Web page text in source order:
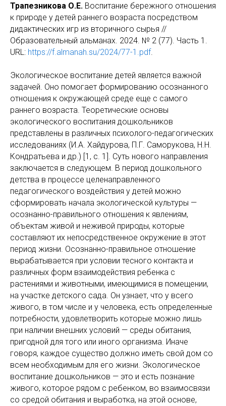
Трапезникова О.Е. Воспитание бережного отношения
к природе у детей раннего возраста посредством
дидактических игр из вторичного сырья //
Образовательный альманах. 2024. № 2 (77). Часть 1.
URL: https://f.almanah.su/2024/77-1.pdf.
Экологическое воспитание детей является важной
задачей. Оно помогает формированию осознанного
отношения к окружающей среде еще с самого
раннего возраста. Теоретические основы
экологического воспитания дошкольников
представлены в различных психолого-педагогических
исследованиях (И.А. Хайдурова, П.Г. Саморукова, Н.Н.
Кондратьева и др.) [1, с. 1]. Суть нового направления
заключается в следующем. В период дошкольного
детства в процессе целенаправленного
педагогического воздействия у детей можно
сформировать начала экологической культуры —
осознанно-правильного отношения к явлениям,
объектам живой и неживой природы, которые
составляют их непосредственное окружение в этот
период жизни. Осознанно-правильное отношение
вырабатывается при условии тесного контакта и
различных форм взаимодействия ребенка с
растениями и животными, имеющимися в помещении,
на участке детского сада. Он узнает, что у всего
живого, в том числе и у человека, есть определенные
потребности, удовлетворить которые можно лишь
при наличии внешних условий — среды обитания,
пригодной для того или иного организма. Иначе
говоря, каждое существо должно иметь свой дом со
всем необходимым для его жизни. Экологическое
воспитание дошкольников — это и есть познание
живого, которое рядом с ребенком, во взаимосвязи
со средой обитания и выработка, на этой основе,